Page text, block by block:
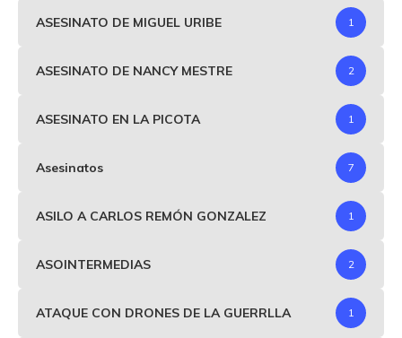
ASESINATO DE MIGUEL URIBE 1
ASESINATO DE NANCY MESTRE 2
ASESINATO EN LA PICOTA 1
Asesinatos 7
ASILO A CARLOS REMÓN GONZALEZ 1
ASOINTERMEDIAS 2
ATAQUE CON DRONES DE LA GUERRLLA 1